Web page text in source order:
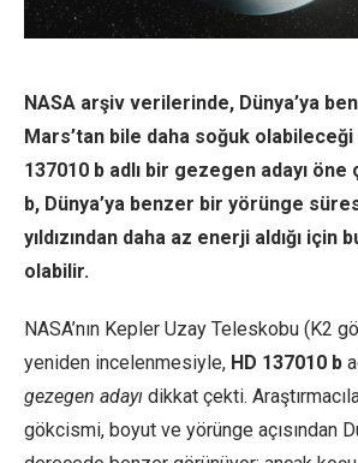
NASA arşiv verilerinde, Dünya’ya
Mars’tan bile daha soğuk olabileceği
137010 b adlı bir gezegen adayı öne
b, Dünya’ya benzer bir yörünge
yıldızından daha az enerji aldığı için
olabilir.
NASA’nın Kepler Uzay Teleskobu (K2
yeniden incelenmesiyle, HD 137010 b
gezegen adayı dikkat çekti.
gökcismi, boyut ve yörünge açısından